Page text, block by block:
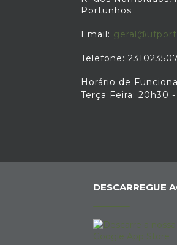
Portunhos
Email:
Telefone: 231023507
Horário de
Terça Feira: 20h30 -
DESCARREGUE